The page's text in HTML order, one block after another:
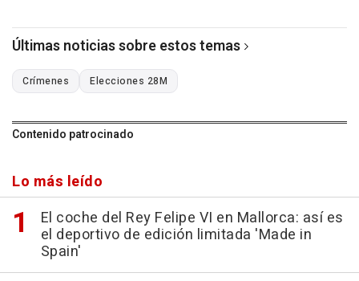
Últimas noticias sobre estos temas
Crímenes Elecciones 28M
Contenido patrocinado
Lo más leído
El coche del Rey Felipe VI en Mallorca: así es
el deportivo de edición limitada 'Made in
Spain'